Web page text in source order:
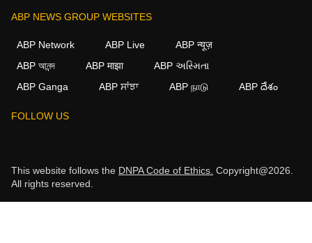
ABP NEWS GROUP WEBSITES
ABP Network ABP Live
ABP न्यूज़
ABP আনন্দ
ABP माझा
ABP અસ્મિતા
ABP Ganga
ABP ਸਾਂਝਾ ABP நாடு ABP దేశం
FOLLOW US
This website follows the DNPA Code of Ethics. Copyright@2026.
All rights reserved.